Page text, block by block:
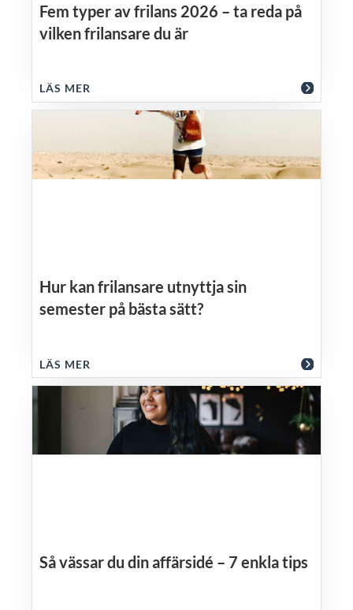
Fem typer av frilans 2026 – ta reda på
vilken frilansare du är
LÄS MER
Hur kan frilansare utnyttja sin
semester på bästa sätt?
LÄS MER
Så vässar du din affärsidé – 7 enkla tips